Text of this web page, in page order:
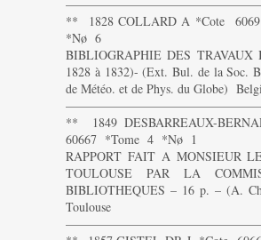
** 1828 COLLARD A *Cote
*Nø 6
BIBLIOGRAPHIE DES TRAVAUX
1828 à 1832)- (Ext. Bul. de la Soc.
de Météo. et de Phys. du Globe)
** 1849 DESBARREAUX-
60667 *Tome 4 *Nø 1
RAPPORT FAIT A MONSIEUR
TOULOUSE PAR LA
BIBLIOTHEQUES – 16 p. – (A.
Toulouse